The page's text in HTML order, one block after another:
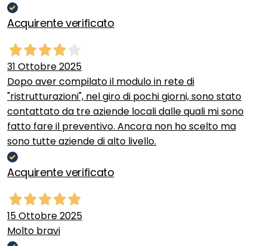
Acquirente verificato
31 Ottobre 2025
Dopo aver compilato il modulo in rete di
"ristrutturazioni", nel giro di pochi giorni, sono stato
contattato da tre aziende locali dalle quali mi sono
fatto fare il preventivo. Ancora non ho scelto ma
sono tutte aziende di alto livello.
Acquirente verificato
15 Ottobre 2025
Molto bravi